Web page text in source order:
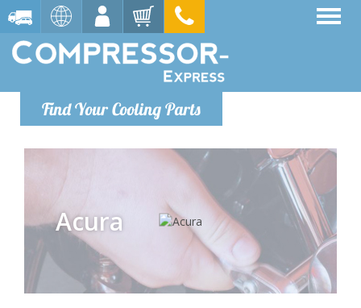
Find Your Cooling Parts
Acura